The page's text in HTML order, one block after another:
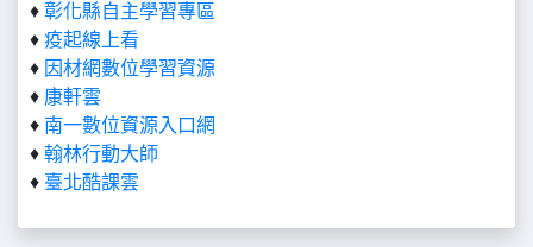
♦ 彰化縣自主學習專區
♦ 疫起線上看
♦ 因材網數位學習資源
♦ 康軒雲
♦ 南一數位資源入口網
♦ 翰林行動大師
♦ 臺北酷課雲